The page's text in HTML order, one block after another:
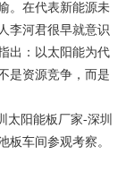
。在代表新能源未
李河君很早就意识
出：以太阳能为代
是资源竞争，而是
太阳能板厂家-深圳
板车间参观考察。